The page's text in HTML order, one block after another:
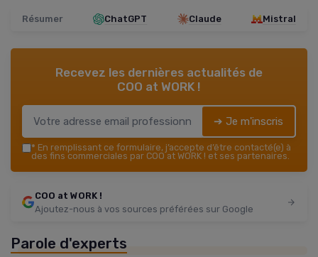
Résumer ChatGPT Claude Mistral
Recevez les dernières actualités de
COO at WORK !
➔ Je m'inscris
* En remplissant ce formulaire, j’accepte d’être contacté(e) à
des fins commerciales par COO at WORK ! et ses partenaires.
COO at WORK !
Ajoutez-nous à vos sources préférées sur Google
Parole d'experts